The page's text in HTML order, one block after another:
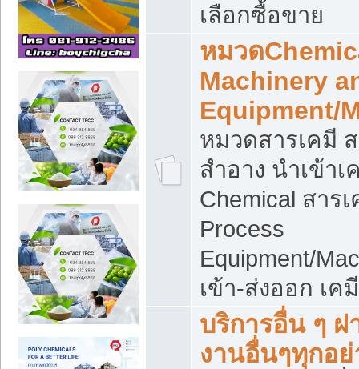
เลือกซื้อขาย
หมวด
Machinery
Equipment/
หมวดสารเคมี
สำอาง นำเข้
Chemical สาร
Process
Equipment/
เข้า-ส่งออก เ
บริการอื่น ๆ
งานอื่นๆทุกอ